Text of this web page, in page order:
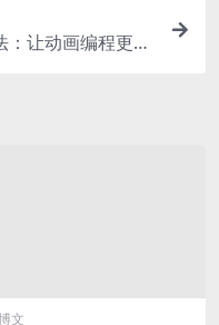
让动画编程更简
文